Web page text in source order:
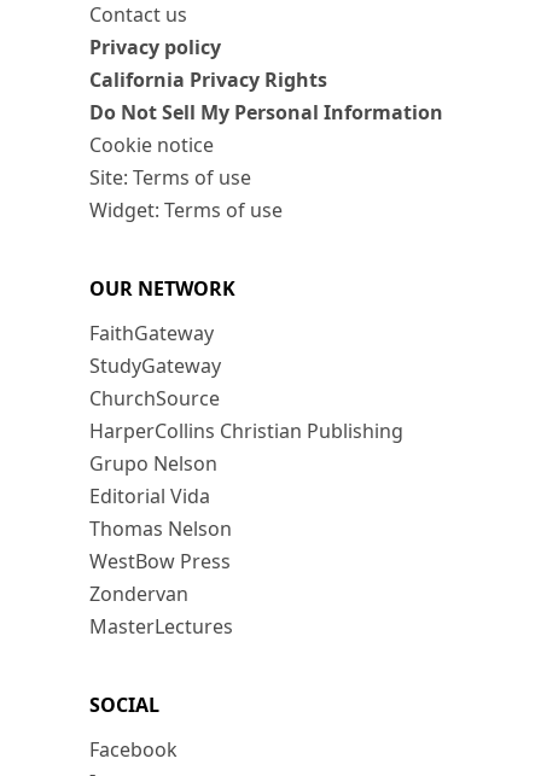
Contact us
Privacy policy
California Privacy Rights
Do Not Sell My Personal Information
Cookie notice
Site: Terms of use
Widget: Terms of use
OUR NETWORK
FaithGateway
StudyGateway
ChurchSource
HarperCollins Christian Publishing
Grupo Nelson
Editorial Vida
Thomas Nelson
WestBow Press
Zondervan
MasterLectures
SOCIAL
Facebook